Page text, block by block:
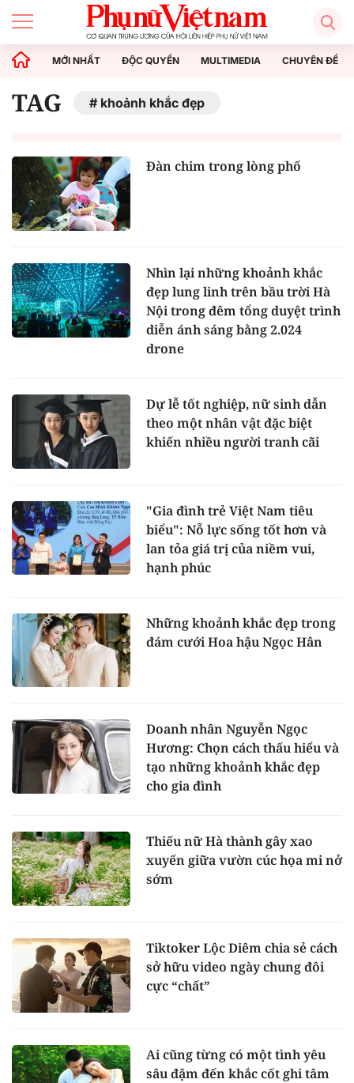
MỚI NHẤT ĐỘC QUYỀN MULTIMEDIA CHUYÊN ĐỀ
TAG khoảnh khắc đẹp
Đàn chim trong lòng phố
Nhìn lại những khoảnh khắc
đẹp lung linh trên bầu trời Hà
Nội trong đêm tổng duyệt trình
diễn ánh sáng bằng 2.024
drone
Dự lễ tốt nghiệp, nữ sinh dẫn
theo một nhân vật đặc biệt
khiến nhiều người tranh cãi
"Gia đình trẻ Việt Nam tiêu
biểu": Nỗ lực sống tốt hơn và
lan tỏa giá trị của niềm vui,
hạnh phúc
Những khoảnh khắc đẹp trong
đám cưới Hoa hậu Ngọc Hân
Doanh nhân Nguyễn Ngọc
Hương: Chọn cách thấu hiểu và
tạo những khoảnh khắc đẹp
cho gia đình
Thiếu nữ Hà thành gây xao
xuyến giữa vườn cúc họa mi nở
sớm
Tiktoker Lộc Diêm chia sẻ cách
sở hữu video ngày chung đôi
cực “chất”
Ai cũng từng có một tình yêu
sâu đậm đến khắc cốt ghi tâm